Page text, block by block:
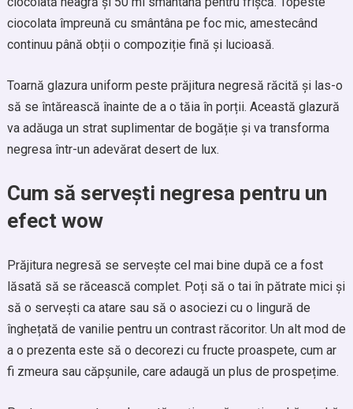
ciocolata împreună cu smântâna pe foc mic, amestecând
continuu până obții o compoziție fină și lucioasă.
Toarnă glazura uniform peste prăjitura negresă răcită și las-o
să se întărească înainte de a o tăia în porții. Această glazură
va adăuga un strat suplimentar de bogăție și va transforma
negresa într-un adevărat desert de lux.
Cum să servești negresa pentru un
efect wow
Prăjitura negresă se servește cel mai bine după ce a fost
lăsată să se răcească complet. Poți să o tai în pătrate mici și
să o servești ca atare sau să o asociezi cu o lingură de
înghețată de vanilie pentru un contrast răcoritor. Un alt mod de
a o prezenta este să o decorezi cu fructe proaspete, cum ar
fi zmeura sau căpșunile, care adaugă un plus de prospețime.